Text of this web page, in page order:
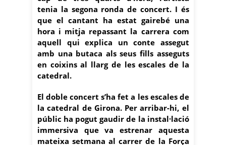
tenia la segona ronda de concert. I és
que el cantant ha estat gairebé una
hora i mitja repassant la carrera com
aquell qui explica un conte assegut
amb una butaca als seus fills asseguts
en coixins al llarg de les escales de la
catedral.
El doble concert s’ha fet a les escales de
la catedral de Girona. Per arribar-hi, el
públic ha pogut gaudir de la instal·lació
immersiva que va estrenar aquesta
mateixa setmana al carrer de la Força